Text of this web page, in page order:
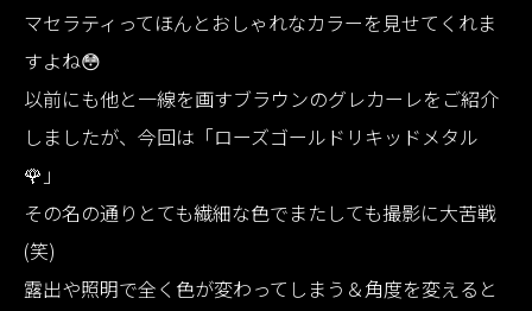
マセラティってほんとおしゃれなカラーを見せてくれま
すよね😳
以前にも他と一線を画すブラウンのグレカーレをご紹介
しましたが、今回は「ローズゴールドリキッドメタル
🌹」
その名の通りとても繊細な色でまたしても撮影に大苦戦
(笑)
露出や照明で全く色が変わってしまう＆角度を変えると